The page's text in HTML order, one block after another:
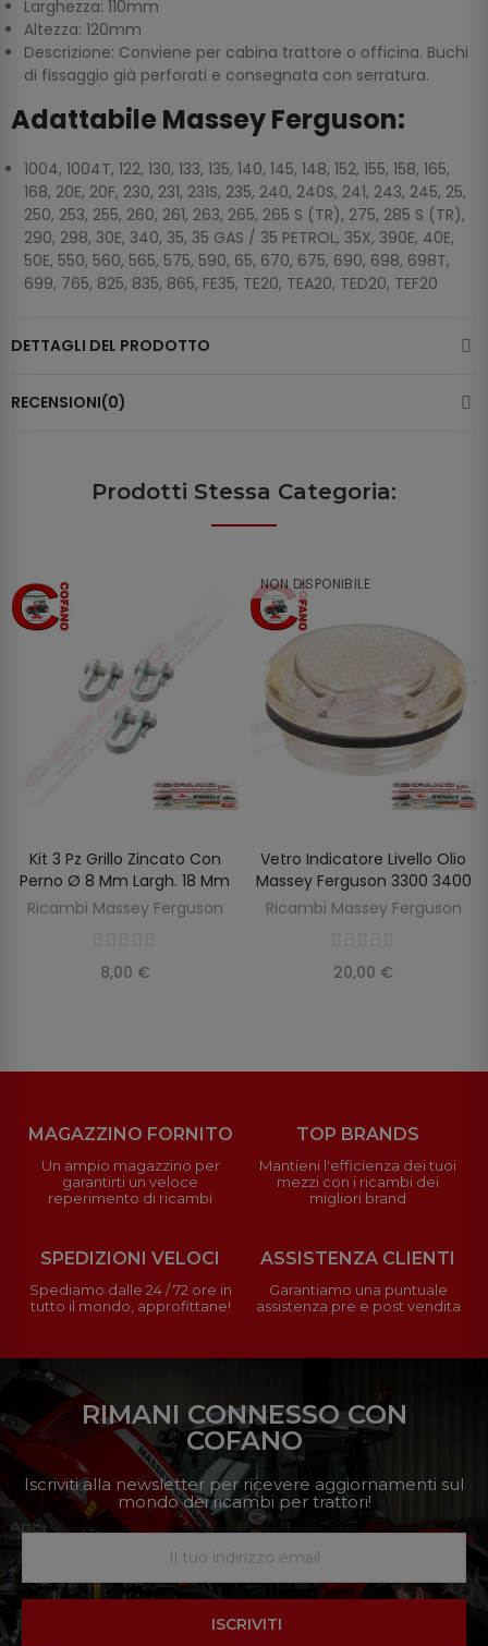
Larghezza: 110mm
Altezza: 120mm
Descrizione: Conviene per cabina trattore o officina. Buchi
di fissaggio già perforati e consegnata con serratura.
Adattabile Massey Ferguson:
1004, 1004T, 122, 130, 133, 135, 140, 145, 148, 152, 155, 158, 165,
168, 20E, 20F, 230, 231, 231S, 235, 240, 240S, 241, 243, 245, 25,
250, 253, 255, 260, 261, 263, 265, 265 S (TR), 275, 285 S (TR),
290, 298, 30E, 340, 35, 35 GAS / 35 PETROL, 35X, 390E, 40E,
50E, 550, 560, 565, 575, 590, 65, 670, 675, 690, 698, 698T,
699, 765, 825, 835, 865, FE35, TE20, TEA20, TED20, TEF20
DETTAGLI DEL PRODOTTO
RECENSIONI(0)
Prodotti Stessa Categoria:
AGGIUNGI AL CARRELLO
Kit 3 Pz Grillo Zincato Con
Perno Ø 8 Mm Largh. 18 Mm
Ricambi Massey Ferguson
8,00 €
NON DISPONIBILE
SCOPRIRE
Vetro Indicatore Livello Olio
Massey Ferguson 3300 3400
Ricambi Massey Ferguson
20,00 €
MAGAZZINO FORNITO
Un ampio magazzino per
garantirti un veloce
reperimento di ricambi
TOP BRANDS
Mantieni l'efficienza dei tuoi
mezzi con i ricambi dei
migliori brand
SPEDIZIONI VELOCI
Spediamo dalle 24 / 72 ore in
tutto il mondo, approfittane!
ASSISTENZA CLIENTI
Garantiamo una puntuale
assistenza pre e post vendita
RIMANI CONNESSO CON
COFANO
Iscriviti alla newsletter per ricevere aggiornamenti sul
mondo dei ricambi per trattori!
ISCRIVITI